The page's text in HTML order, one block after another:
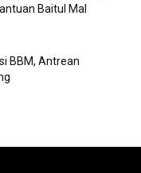
Baitul Mal
BBM, Antrean